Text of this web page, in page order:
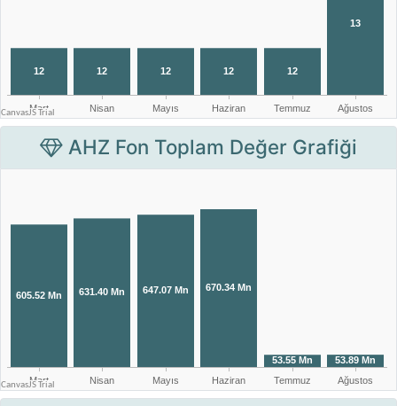
AHZ Fon Toplam Değer Grafiği